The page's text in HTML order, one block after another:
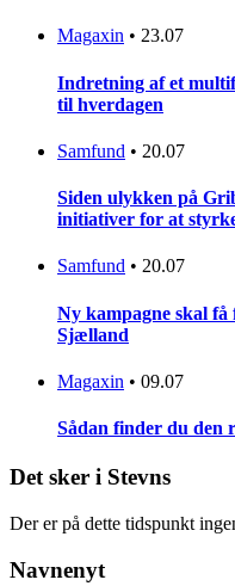
Magaxin • 23.07
Indretning af et
til hverdagen
Samfund • 20.07
Siden ulykken på
initiativer for at
Samfund • 20.07
Ny kampagne skal
Sjælland
Magaxin • 09.07
Sådan finder du den
Det sker i Stevns
Der er på dette tidspunkt
Navnenyt